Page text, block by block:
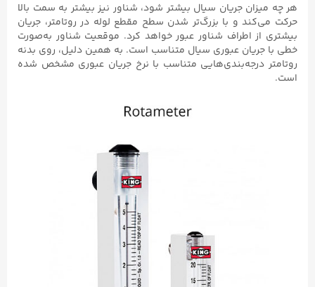
هر چه میزان جریان سیال بیشتر شود، شناور نیز بیشتر به سمت بالا
حرکت می‌کند و با بزرگ‌تر شدن سطح مقطع لوله در روتامتر، جریان
بیشتری از اطراف شناور عبور خواهد کرد. موقعیت شناور به‌صورت
خطی با جریان عبوری سیال متناسب است. به همین دلیل، روی بدنه
روتامتر درجه‌بندی‌هایی متناسب با نرخ جریان عبوری مشخص شده
است.